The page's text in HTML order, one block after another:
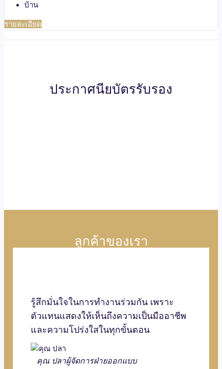
บ้าน
รายละเอียด
ประกาศนียบัตรรับรอง
ลูกค้าของเรา
รู้สึกมั่นใจในการทำงานร่วมกัน เพราะ
ตัวแทนแสดงให้เห็นถึงความเป็นมืออาชีพ
และความโปร่งใสในทุกขั้นตอน
คุณ ปลาผู้จัดการฝ่ายออกแบบ